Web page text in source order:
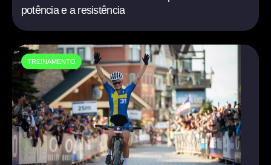
potência e a resistência
TREINAMENTO